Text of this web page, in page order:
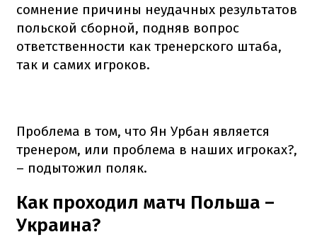
сомнение причины неудачных результатов
польской сборной, подняв вопрос
ответственности как тренерского штаба,
так и самих игроков.
Проблема в том, что Ян Урбан является
тренером, или проблема в наших игроках?,
– подытожил поляк.
Как проходил матч Польша –
Украина?